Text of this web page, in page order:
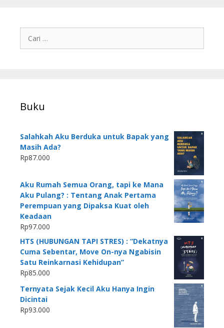
Buku
Salahkah Aku Berduka untuk Bapak yang
Masih Ada?
Rp87.000
Aku Rumah Semua Orang, tapi ke Mana
Aku Pulang? : Tentang Anak Pertama
Perempuan yang Dipaksa Kuat oleh
Keadaan
Rp97.000
HTS (HUBUNGAN TAPI STRES) : “Dekatnya
Cuma Sebentar, Move On-nya Ngabisin
Satu Reinkarnasi Kehidupan”
Rp85.000
Ternyata Sejak Kecil Aku Hanya Ingin
Dicintai
Rp93.000